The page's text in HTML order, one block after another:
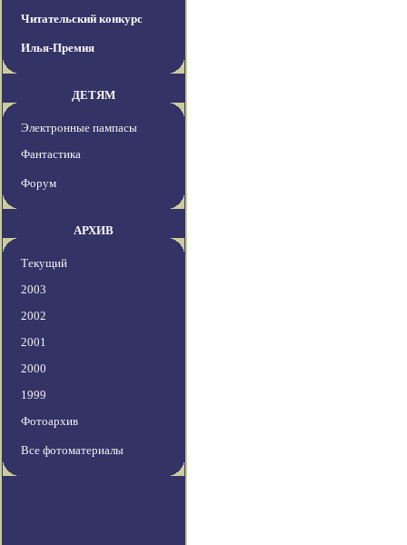
Читательский конкурс
Илья-Премия
ДЕТЯМ
Электронные пампасы
Фантастика
Форум
АРХИВ
Текущий
2003
2002
2001
2000
1999
Фотоархив
Все фотоматериалы